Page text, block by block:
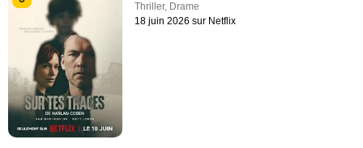
Thriller, Drame
18 juin 2026 sur Netflix